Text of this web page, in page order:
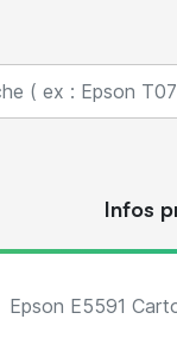
Infos
Epson E5591